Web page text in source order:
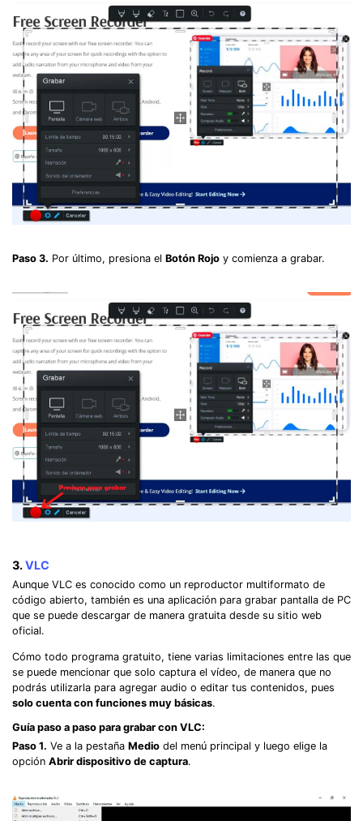
Paso 3. Por último, presiona el Botón Rojo y comienza a grabar.
3.VLC
Aunque VLC es conocido como un reproductor multiformato de
código abierto, también es una aplicación para grabar pantalla de PC
que se puede descargar de manera gratuita desde su sitio web
oficial.
Cómo todo programa gratuito, tiene varias limitaciones entre las que
se puede mencionar que solo captura el vídeo, de manera que no
podrás utilizarla para agregar audio o editar tus contenidos, pues
solo cuenta con funciones muy básicas.
Guía paso a paso para grabar con VLC:
Paso 1. Ve a la pestaña Medio del menú principal y luego elige la
opción Abrir dispositivo de captura.